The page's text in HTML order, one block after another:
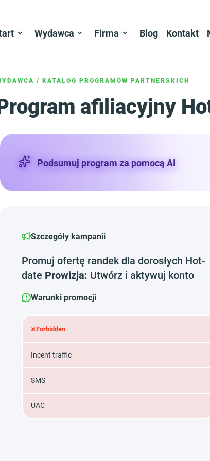
Wydawca Firma Blog Kontakt
/ KATALOG PROGRAMÓW PARTNERSKICH
afiliacyjny
Podsumuj program za pomocą AI
Szczegóły kampanii
Promuj ofertę randek dla dorosłych Hot-
date Prowizja: Utwórz i aktywuj konto
Warunki promocji
×Forbidden
Incent traffic
SMS
UAC